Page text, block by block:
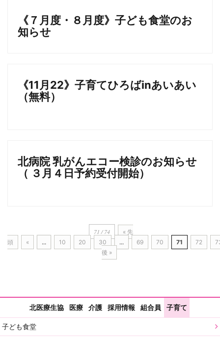
《７月度・８月度》子ども食堂のお
知らせ
《11月22》子育てひろばinあいあい
（無料）
北病院 乳がんエコー検診のお知らせ
（ ３月４日予約受付開始）
71 / 74
« 先
頭
« ... 10 20 30 ... 69 70 71 72
後 »
北医療生協 医療 介護 採用情報 組合員 子育て
子ども食堂